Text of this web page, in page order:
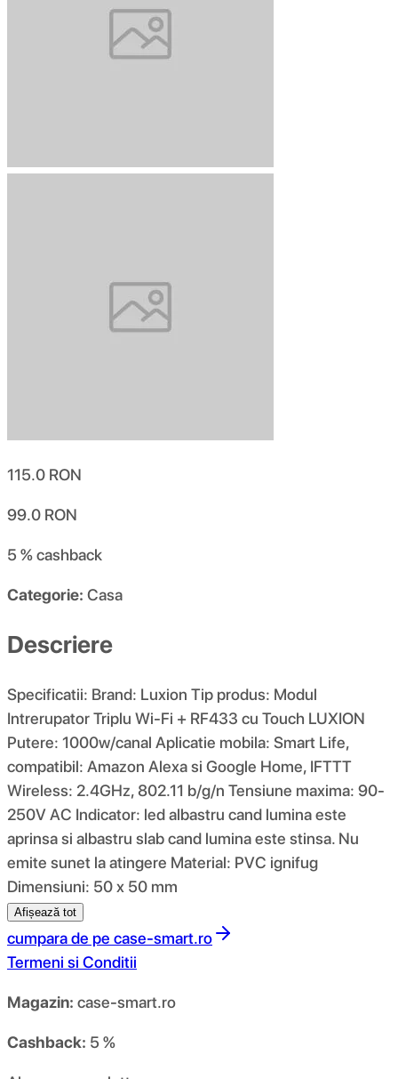
115.0 RON
99.0 RON
5 %cashback
Categorie: Casa
Descriere
Specificatii: Brand: Luxion Tip produs: Modul
Intrerupator Triplu Wi-Fi + RF433 cu Touch LUXION
Putere: 1000w/canal Aplicatie mobila: Smart Life,
compatibil: Amazon Alexa si Google Home, IFTTT
Wireless: 2.4GHz, 802.11 b/g/n Tensiune maxima: 90-
250V AC Indicator: led albastru cand lumina este
aprinsa si albastru slab cand lumina este stinsa. Nu
emite sunet la atingere Material: PVC ignifug
Dimensiuni: 50 x 50 mm
Afișează tot
cumpara de pe case-smart.ro
Termeni si Conditii
Magazin: case-smart.ro
Cashback: 5 %